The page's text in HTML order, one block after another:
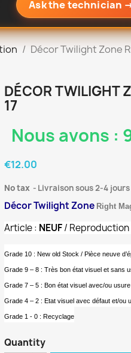
Ask the technician
Décor Twilight Zone
DÉCOR TWILIGHT
17
Nous avons :
€12.00
No tax Livraison sous 2-4 jours
Décor Twilight Zone Right
Article : NEUF/ Reproduction
Grade 10 : New old Stock / Pièce neuve
Grade 9 – 8 : Très bon état visuel et sans
Grade 7 – 5 : Bon état visuel avec/ou
Grade 4 – 2 : Etat visuel avec défaut et/ou
Grade 1 - 0 : Recyclage
Quantity